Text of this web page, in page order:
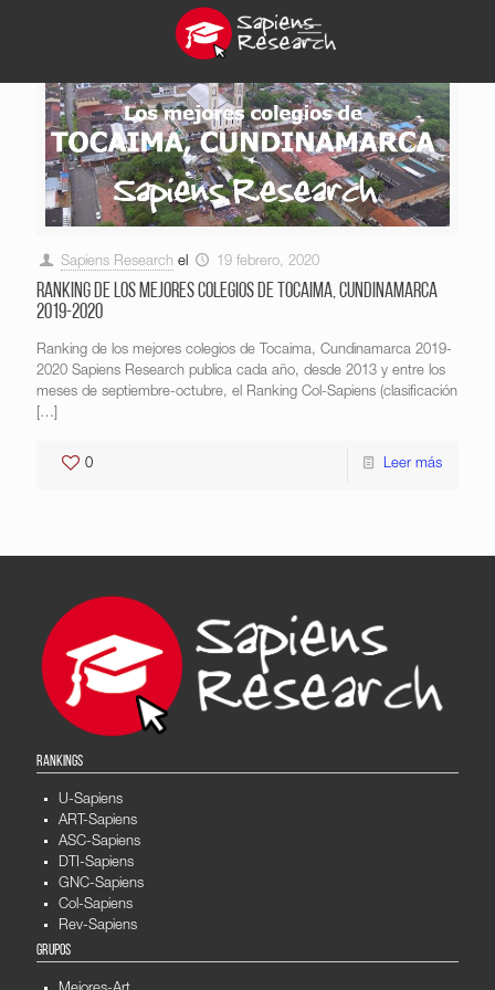
Sapiens Research el 19 febrero, 2020
Ranking de los mejores colegios de Tocaima, Cundinamarca
2019-2020
Ranking de los mejores colegios de Tocaima, Cundinamarca 2019-
2020 Sapiens Research publica cada año, desde 2013 y entre los
meses de septiembre-octubre, el Ranking Col-Sapiens (clasificación
[…]
0 Leer más
RANKINGS
U-Sapiens
ART-Sapiens
ASC-Sapiens
DTI-Sapiens
GNC-Sapiens
Col-Sapiens
Rev-Sapiens
GRUPOS